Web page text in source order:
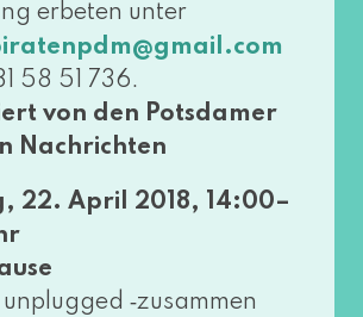
erbe­ten unter
58 51 736.
von den Potsdamer
Nachrichten
22. April 2018, 14:00–
‑zusam­men